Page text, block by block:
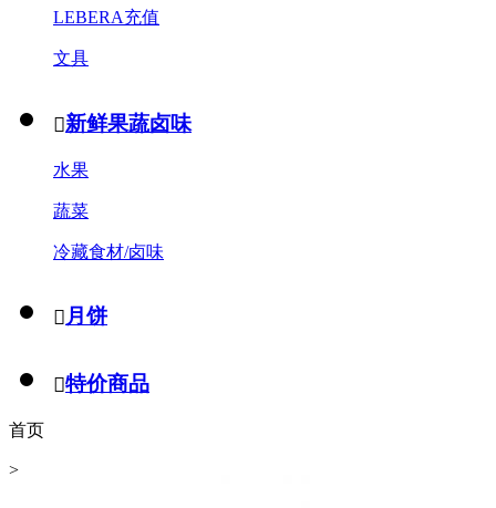
LEBERA充值
文具
新鲜果蔬卤味
水果
蔬菜
冷藏食材/卤味
月饼
特价商品
首页
>